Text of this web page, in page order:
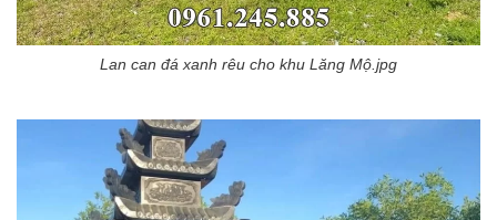
Lan can đá xanh rêu cho khu Lăng Mộ.jpg